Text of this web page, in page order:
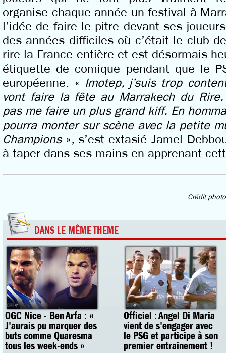
organise chaque année un festival à
l’idée de faire le pitre devant ses
des années difficiles où c’était le club
rire la France entière et est désormais
étiquette de comique pendant que le
européenne. « Imotep, j’suis trop
vont faire la fête au Marrakech du
pas me faire un plus grand kiff. En
pourra monter sur scène avec la petite
Champions», s’est extasié Jamel
à taper dans ses mains en apprenant
Crédit
DANS LE MÊME THEME
OGC Nice - Ben Arfa : «
J'aurais pu marquer des
buts comme Quaresma
tous les week-ends »
Officiel : Angel Di Maria
vient de s'engager avec
le PSG et participe à son
premier entrainement !